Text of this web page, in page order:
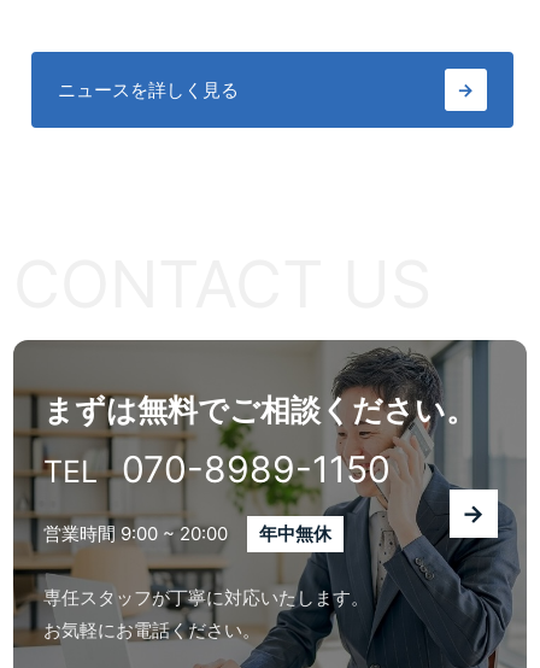
ニュースを詳しく見る →
まずは無料でご相談ください。
TEL
070-8989-1150
営業時間 9:00 ~ 20:00 年中無休
専任スタッフが丁寧に対応いたします。
お気軽にお電話ください。
→